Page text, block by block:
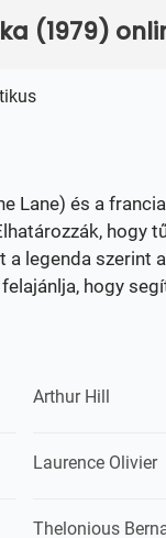
(1979)
Lane) és a
hogy
legenda szerint
hogy
Arthur Hill
Laurence Olivier
Thelonious